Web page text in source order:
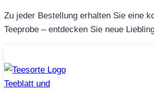
Zum
Inhalt
Zu jeder Bestellung erhalten Sie eine
Teeprobe – entdecken Sie neue